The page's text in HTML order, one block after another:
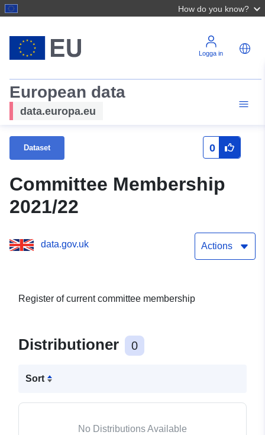
How do you know?
Logga in
European data
data.europa.eu
Dataset 0
Committee Membership
2021/22
data.gov.uk Actions
Register of current committee membership
Distributioner 0
Sort
No Distributions Available